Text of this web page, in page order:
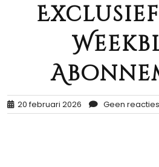
20 februari 2026 Geen reacties